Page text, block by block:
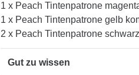
1 x Peach Tintenpatrone
1 x Peach Tintenpatrone gelb
2 x Peach Tintenpatrone
Gut zu wissen